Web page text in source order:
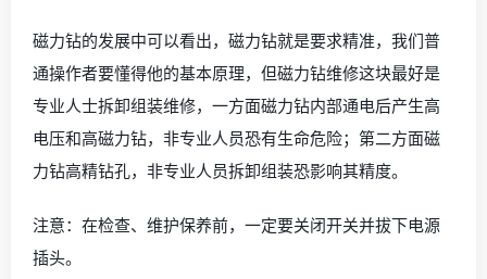
磁力钻的发展中可以看出，磁力钻就是要求精准，我们普
通操作者要懂得他的基本原理，但磁力钻维修这块最好是
专业人士拆卸组装维修，一方面磁力钻内部通电后产生高
电压和高磁力钻，非专业人员恐有生命危险；第二方面磁
力钻高精钻孔，非专业人员拆卸组装恐影响其精度。
注意：在检查、维护保养前，一定要关闭开关并拔下电源
插头。